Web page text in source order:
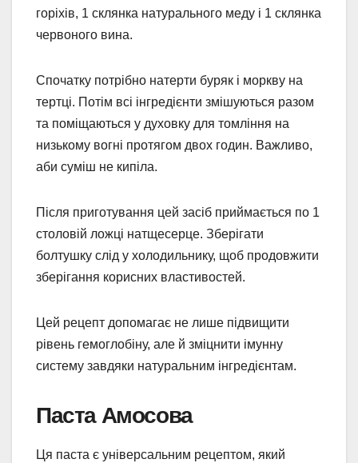
горіхів, 1 склянка натурального меду і 1 склянка
червоного вина.
Спочатку потрібно натерти буряк і моркву на
тертці. Потім всі інгредієнти змішуються разом
та поміщаються у духовку для томління на
низькому вогні протягом двох годин. Важливо,
аби суміш не кипіла.
Після приготування цей засіб приймається по 1
столовій ложці натщесерце. Зберігати
болтушку слід у холодильнику, щоб продовжити
зберігання корисних властивостей.
Цей рецепт допомагає не лише підвищити
рівень гемоглобіну, але й зміцнити імунну
систему завдяки натуральним інгредієнтам.
Паста Амосова
Ця паста є універсальним рецептом, який